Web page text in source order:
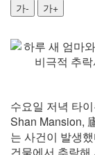
가-
가+
수요일 저녁 타
Shan Mansion,
는 사건이 발생